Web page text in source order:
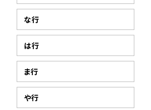
な行
は行
ま行
や行